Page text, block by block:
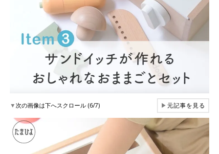
▼次の画像は下へスクロール (6/7) ▶元記事を見る